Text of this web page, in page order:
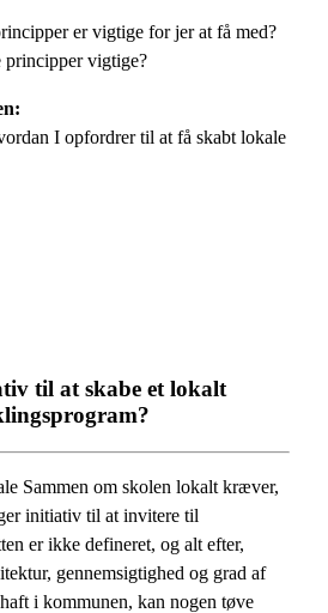
er vigtige for jer at få med?
vigtige?
I opfordrer til at få skabt lokale
til at skabe et lokalt
Sammen om skolen lokalt kræver,
initiativ til at invitere til
er ikke defineret, og alt efter,
gennemsigtighed og grad af
i kommunen, kan nogen tøve